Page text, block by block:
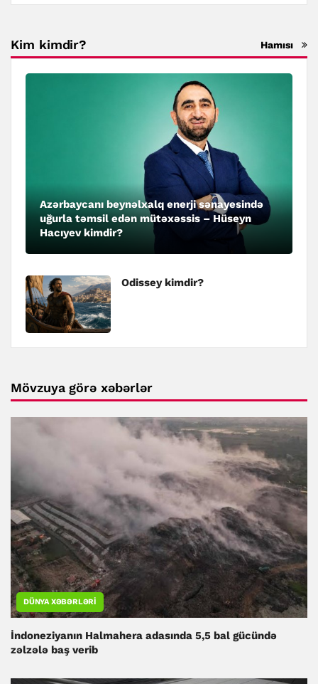
Kim kimdir? Hamısı
Azərbaycanı beynəlxalq enerji sənayesində
uğurla təmsil edən mütəxəssis – Hüseyn
Hacıyev kimdir?
Odissey kimdir?
Mövzuya görə xəbərlər
DÜNYA XƏBƏRLƏRI
İndoneziyanın Halmahera adasında 5,5 bal gücündə
zəlzələ baş verib